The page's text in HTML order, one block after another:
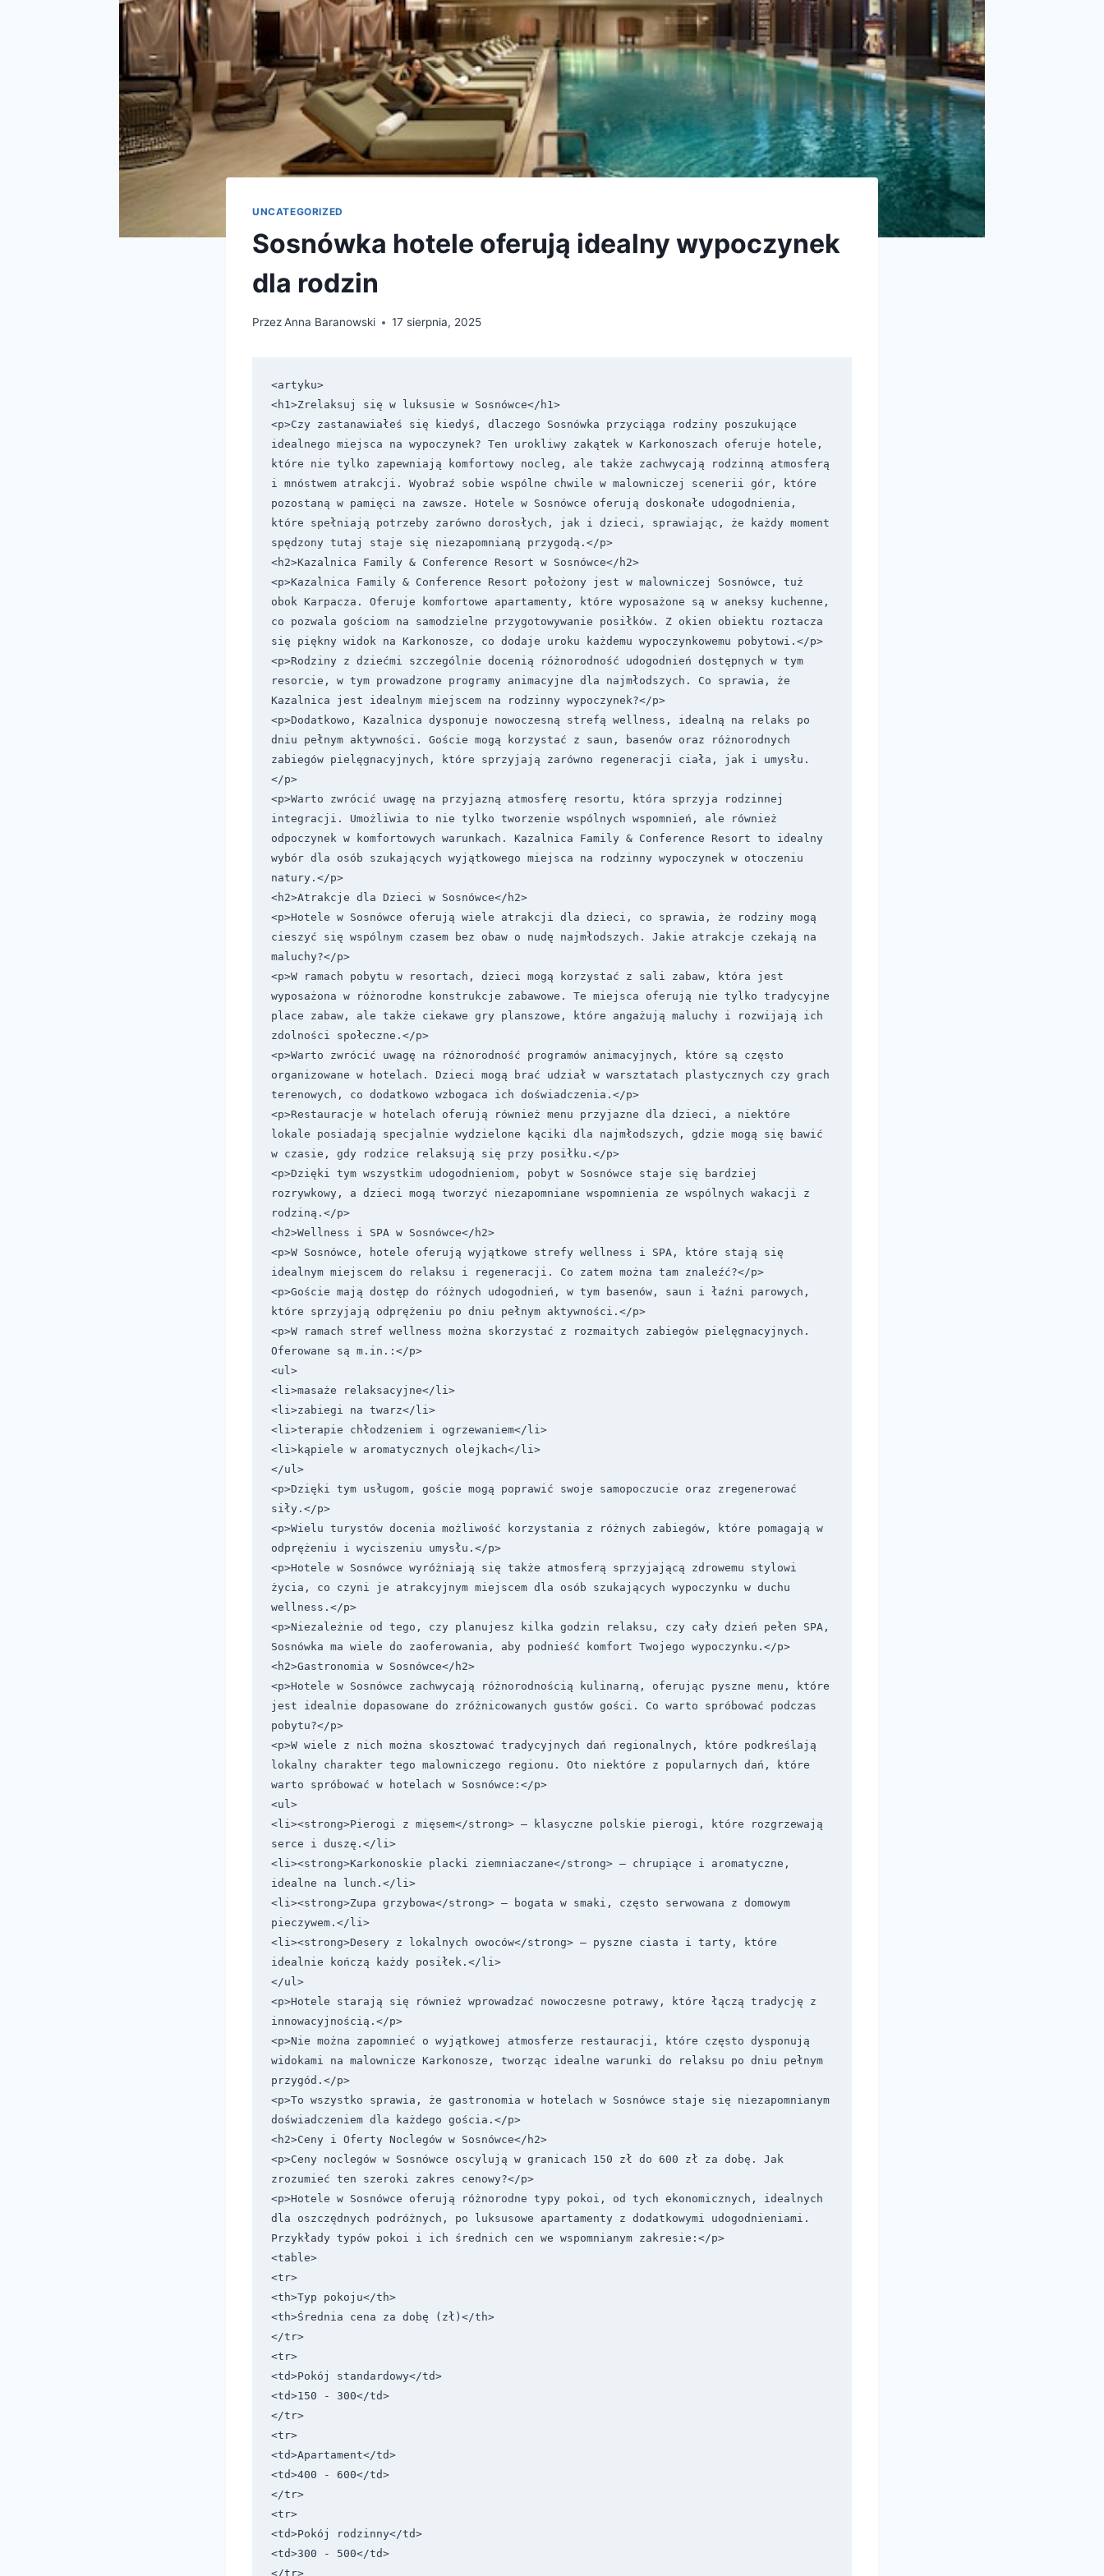
UNCATEGORIZED
Sosnówka hotele oferują idealny wypoczynek
dla rodzin
PrzezAnna Baranowski 17 sierpnia, 2025
<artyku>
<h1>Zrelaksuj się w luksusie w Sosnówce</h1>
<p>Czy zastanawiałeś się kiedyś, dlaczego Sosnówka przyciąga rodziny poszukujące
idealnego miejsca na wypoczynek? Ten urokliwy zakątek w Karkonoszach oferuje hotele,
które nie tylko zapewniają komfortowy nocleg, ale także zachwycają rodzinną atmosferą
i mnóstwem atrakcji. Wyobraź sobie wspólne chwile w malowniczej scenerii gór, które
pozostaną w pamięci na zawsze. Hotele w Sosnówce oferują doskonałe udogodnienia,
które spełniają potrzeby zarówno dorosłych, jak i dzieci, sprawiając, że każdy moment
spędzony tutaj staje się niezapomnianą przygodą.</p>
<h2>Kazalnica Family & Conference Resort w Sosnówce</h2>
<p>Kazalnica Family & Conference Resort położony jest w malowniczej Sosnówce, tuż
obok Karpacza. Oferuje komfortowe apartamenty, które wyposażone są w aneksy kuchenne,
co pozwala gościom na samodzielne przygotowywanie posiłków. Z okien obiektu roztacza
się piękny widok na Karkonosze, co dodaje uroku każdemu wypoczynkowemu pobytowi.</p>
<p>Rodziny z dziećmi szczególnie docenią różnorodność udogodnień dostępnych w tym
resorcie, w tym prowadzone programy animacyjne dla najmłodszych. Co sprawia, że
Kazalnica jest idealnym miejscem na rodzinny wypoczynek?</p>
<p>Dodatkowo, Kazalnica dysponuje nowoczesną strefą wellness, idealną na relaks po
dniu pełnym aktywności. Goście mogą korzystać z saun, basenów oraz różnorodnych
zabiegów pielęgnacyjnych, które sprzyjają zarówno regeneracji ciała, jak i umysłu.
</p>
<p>Warto zwrócić uwagę na przyjazną atmosferę resortu, która sprzyja rodzinnej
integracji. Umożliwia to nie tylko tworzenie wspólnych wspomnień, ale również
odpoczynek w komfortowych warunkach. Kazalnica Family & Conference Resort to idealny
wybór dla osób szukających wyjątkowego miejsca na rodzinny wypoczynek w otoczeniu
natury.</p>
<h2>Atrakcje dla Dzieci w Sosnówce</h2>
<p>Hotele w Sosnówce oferują wiele atrakcji dla dzieci, co sprawia, że rodziny mogą
cieszyć się wspólnym czasem bez obaw o nudę najmłodszych. Jakie atrakcje czekają na
maluchy?</p>
<p>W ramach pobytu w resortach, dzieci mogą korzystać z sali zabaw, która jest
wyposażona w różnorodne konstrukcje zabawowe. Te miejsca oferują nie tylko tradycyjne
place zabaw, ale także ciekawe gry planszowe, które angażują maluchy i rozwijają ich
zdolności społeczne.</p>
<p>Warto zwrócić uwagę na różnorodność programów animacyjnych, które są często
organizowane w hotelach. Dzieci mogą brać udział w warsztatach plastycznych czy grach
terenowych, co dodatkowo wzbogaca ich doświadczenia.</p>
<p>Restauracje w hotelach oferują również menu przyjazne dla dzieci, a niektóre
lokale posiadają specjalnie wydzielone kąciki dla najmłodszych, gdzie mogą się bawić
w czasie, gdy rodzice relaksują się przy posiłku.</p>
<p>Dzięki tym wszystkim udogodnieniom, pobyt w Sosnówce staje się bardziej
rozrywkowy, a dzieci mogą tworzyć niezapomniane wspomnienia ze wspólnych wakacji z
rodziną.</p>
<h2>Wellness i SPA w Sosnówce</h2>
<p>W Sosnówce, hotele oferują wyjątkowe strefy wellness i SPA, które stają się
idealnym miejscem do relaksu i regeneracji. Co zatem można tam znaleźć?</p>
<p>Goście mają dostęp do różnych udogodnień, w tym basenów, saun i łaźni parowych,
które sprzyjają odprężeniu po dniu pełnym aktywności.</p>
<p>W ramach stref wellness można skorzystać z rozmaitych zabiegów pielęgnacyjnych.
Oferowane są m.in.:</p>
<ul>
<li>masaże relaksacyjne</li>
<li>zabiegi na twarz</li>
<li>terapie chłodzeniem i ogrzewaniem</li>
<li>kąpiele w aromatycznych olejkach</li>
</ul>
<p>Dzięki tym usługom, goście mogą poprawić swoje samopoczucie oraz zregenerować
siły.</p>
<p>Wielu turystów docenia możliwość korzystania z różnych zabiegów, które pomagają w
odprężeniu i wyciszeniu umysłu.</p>
<p>Hotele w Sosnówce wyróżniają się także atmosferą sprzyjającą zdrowemu stylowi
życia, co czyni je atrakcyjnym miejscem dla osób szukających wypoczynku w duchu
wellness.</p>
<p>Niezależnie od tego, czy planujesz kilka godzin relaksu, czy cały dzień pełen SPA,
Sosnówka ma wiele do zaoferowania, aby podnieść komfort Twojego wypoczynku.</p>
<h2>Gastronomia w Sosnówce</h2>
<p>Hotele w Sosnówce zachwycają różnorodnością kulinarną, oferując pyszne menu, które
jest idealnie dopasowane do zróżnicowanych gustów gości. Co warto spróbować podczas
pobytu?</p>
<p>W wiele z nich można skosztować tradycyjnych dań regionalnych, które podkreślają
lokalny charakter tego malowniczego regionu. Oto niektóre z popularnych dań, które
warto spróbować w hotelach w Sosnówce:</p>
<ul>
<li><strong>Pierogi z mięsem</strong> – klasyczne polskie pierogi, które rozgrzewają
serce i duszę.</li>
<li><strong>Karkonoskie placki ziemniaczane</strong> – chrupiące i aromatyczne,
idealne na lunch.</li>
<li><strong>Zupa grzybowa</strong> – bogata w smaki, często serwowana z domowym
pieczywem.</li>
<li><strong>Desery z lokalnych owoców</strong> – pyszne ciasta i tarty, które
idealnie kończą każdy posiłek.</li>
</ul>
<p>Hotele starają się również wprowadzać nowoczesne potrawy, które łączą tradycję z
innowacyjnością.</p>
<p>Nie można zapomnieć o wyjątkowej atmosferze restauracji, które często dysponują
widokami na malownicze Karkonosze, tworząc idealne warunki do relaksu po dniu pełnym
przygód.</p>
<p>To wszystko sprawia, że gastronomia w hotelach w Sosnówce staje się niezapomnianym
doświadczeniem dla każdego gościa.</p>
<h2>Ceny i Oferty Noclegów w Sosnówce</h2>
<p>Ceny noclegów w Sosnówce oscylują w granicach 150 zł do 600 zł za dobę. Jak
zrozumieć ten szeroki zakres cenowy?</p>
<p>Hotele w Sosnówce oferują różnorodne typy pokoi, od tych ekonomicznych, idealnych
dla oszczędnych podróżnych, po luksusowe apartamenty z dodatkowymi udogodnieniami.
Przykłady typów pokoi i ich średnich cen we wspomnianym zakresie:</p>
<table>
<tr>
<th>Typ pokoju</th>
<th>Średnia cena za dobę (zł)</th>
</tr>
<tr>
<td>Pokój standardowy</td>
<td>150 - 300</td>
</tr>
<tr>
<td>Apartament</td>
<td>400 - 600</td>
</tr>
<tr>
<td>Pokój rodzinny</td>
<td>300 - 500</td>
</tr>